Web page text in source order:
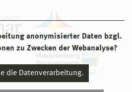
anonymisierter Daten bzgl.
zu Zwecken der Webanalyse?
die Datenverarbeitung.